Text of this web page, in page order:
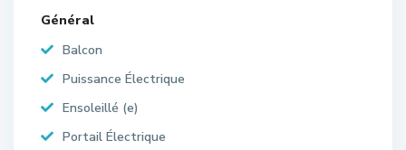
Général
Balcon
Puissance Électrique
Ensoleillé (e)
Portail Électrique